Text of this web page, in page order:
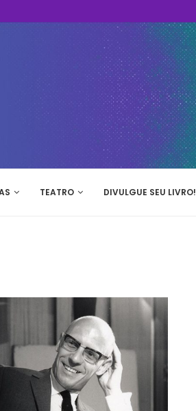
TEATRO DIVULGUE SEU LIVRO!